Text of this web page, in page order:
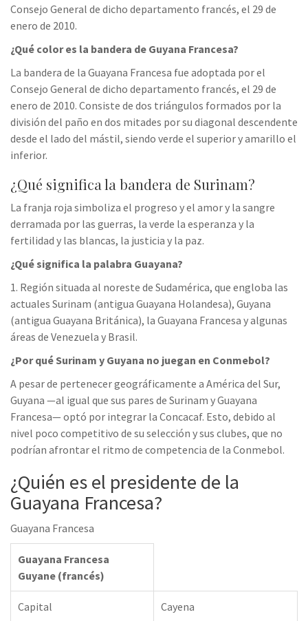
Consejo General de dicho departamento francés, el 29 de
enero de 2010.
¿Qué color es la bandera de Guyana Francesa?
La bandera de la Guayana Francesa fue adoptada por el
Consejo General de dicho departamento francés, el 29 de
enero de 2010. Consiste de dos triángulos formados por la
división del paño en dos mitades por su diagonal descendente
desde el lado del mástil, siendo verde el superior y amarillo el
inferior.
¿Qué significa la bandera de Surinam?
La franja roja simboliza el progreso y el amor y la sangre
derramada por las guerras, la verde la esperanza y la
fertilidad y las blancas, la justicia y la paz.
¿Qué significa la palabra Guayana?
1. Región situada al noreste de Sudamérica, que engloba las
actuales Surinam (antigua Guayana Holandesa), Guyana
(antigua Guayana Británica), la Guayana Francesa y algunas
áreas de Venezuela y Brasil.
¿Por qué Surinam y Guyana no juegan en Conmebol?
A pesar de pertenecer geográficamente a América del Sur,
Guyana —al igual que sus pares de Surinam y Guayana
Francesa— optó por integrar la Concacaf. Esto, debido al
nivel poco competitivo de su selección y sus clubes, que no
podrían afrontar el ritmo de competencia de la Conmebol.
¿Quién es el presidente de la
Guayana Francesa?
Guayana Francesa
Guayana Francesa
Guyane (francés)
Capital Cayena